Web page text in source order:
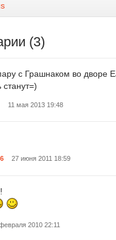
(3)
с Грашнаком во дворе
станут=)
11 мая 2013 19:48
27 июня 2011 18:59
2010 22:11